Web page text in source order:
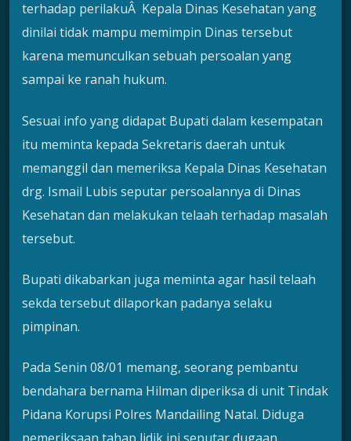
terhadap perilakuÂ Kepala Dinas Kesehatan yang
dinilai tidak mampu memimpin Dinas tersebut
karena memunculkan sebuah persoalan yang
sampai ke ranah hukum.
Sesuai info yang didapat Bupati dalam kesempatan
itu meminta kepada Sekretaris daerah untuk
memanggil dan memeriksa Kepala Dinas Kesehatan
drg. Ismail Lubis seputar persoalannya di Dinas
Kesehatan dan melakukan telaah terhadap masalah
tersebut.
Bupati dikabarkan juga meminta agar hasil telaah
sekda tersebut dilaporkan padanya selaku
pimpinan.
Pada Senin 08/01 memang, seorang pembantu
bendahara bernama Hilman diperiksa di unit Tindak
Pidana Korupsi Polres Mandailing Natal. Diduga